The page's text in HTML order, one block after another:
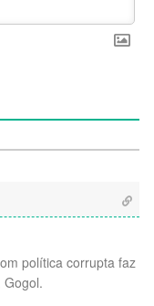
política corrupta faz
Gogol.